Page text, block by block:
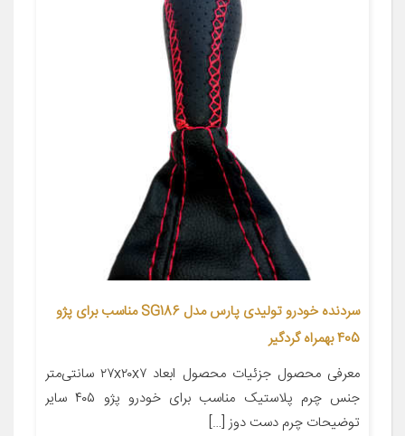
سردنده خودرو تولیدی پارس مدل SG186 مناسب برای پژو
405 بهمراه گردگیر
معرفی محصول جزئیات محصول ابعاد ۲۷x۲۰x۷ سانتی‌متر
جنس چرم پلاستیک مناسب برای خودرو پژو ۴۰۵ سایر
توضیحات چرم دست دوز […]